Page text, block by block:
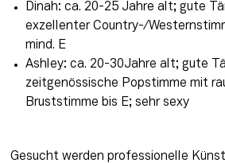
Dinah: ca. 20-25 Jahre alt; gute
exzellenter Country-/
mind. E
Ashley: ca. 20-30Jahre alt; gute
zeitgenössische Popstimme mit
Bruststimme bis E; sehr sexy
Gesucht werden professionelle